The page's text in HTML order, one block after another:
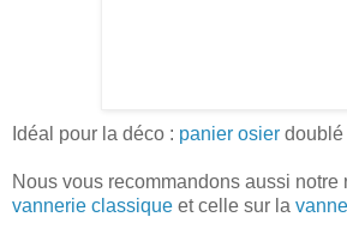
Idéal pour la déco : panier osier doublé
Nous vous recommandons aussi notre
vannerie classique et celle sur la